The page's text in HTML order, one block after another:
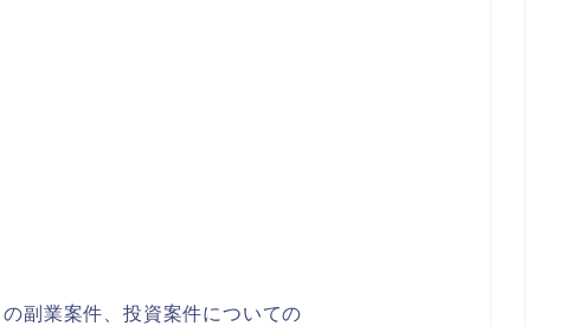
副業案件、投資案件についての